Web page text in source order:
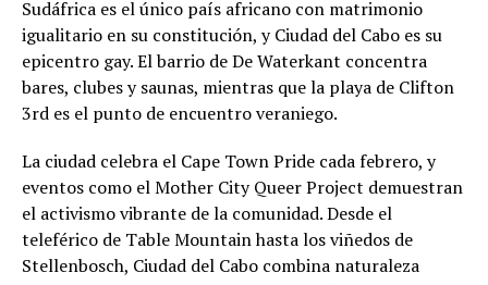
Sudáfrica es el único país africano con matrimonio
igualitario en su constitución, y Ciudad del Cabo es su
epicentro gay. El barrio de De Waterkant concentra
bares, clubes y saunas, mientras que la playa de Clifton
3rd es el punto de encuentro veraniego.
La ciudad celebra el Cape Town Pride cada febrero, y
eventos como el Mother City Queer Project demuestran
el activismo vibrante de la comunidad. Desde el
teleférico de Table Mountain hasta los viñedos de
Stellenbosch, Ciudad del Cabo combina naturaleza